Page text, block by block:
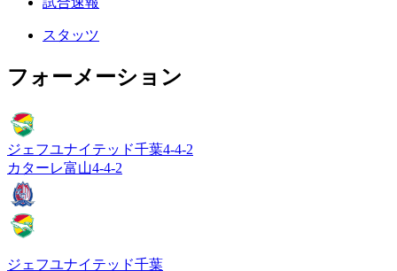
スタッツ
フォーメーション
ジェフユナイテッド千葉4-4-2
カターレ富山4-4-2
ジェフユナイテッド千葉